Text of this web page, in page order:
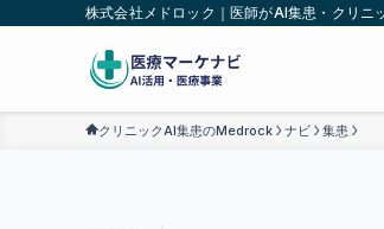
株式会社メドロック｜医師がAI集患・クリニ
クリニックAI集患のMedrock ナビ 集患